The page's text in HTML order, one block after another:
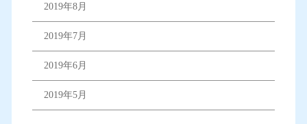
2019年8月
2019年7月
2019年6月
2019年5月